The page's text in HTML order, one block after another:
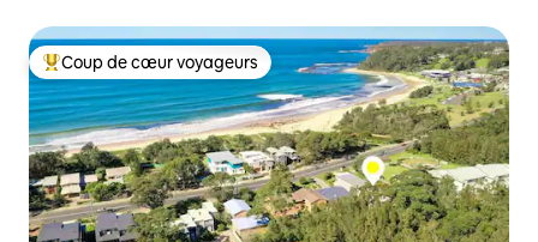
Coups de cœur voyageurs les plus appréciés
Coup de cœur voyageurs